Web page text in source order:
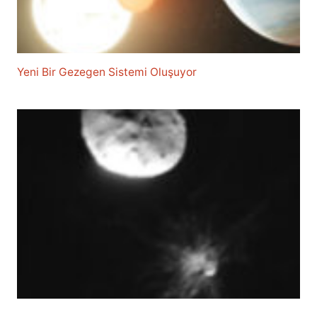
Yeni Bir Gezegen Sistemi Oluşuyor